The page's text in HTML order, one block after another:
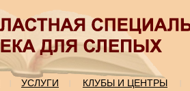
УСЛУГИ КЛУБЫ И ЦЕНТРЫ